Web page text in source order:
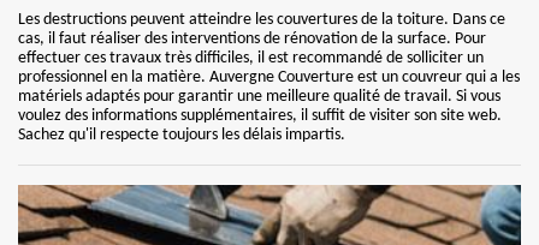
Les destructions peuvent atteindre les couvertures de la toiture. Dans ce
cas, il faut réaliser des interventions de rénovation de la surface. Pour
effectuer ces travaux très difficiles, il est recommandé de solliciter un
professionnel en la matière. Auvergne Couverture est un couvreur qui a les
matériels adaptés pour garantir une meilleure qualité de travail. Si vous
voulez des informations supplémentaires, il suffit de visiter son site web.
Sachez qu'il respecte toujours les délais impartis.